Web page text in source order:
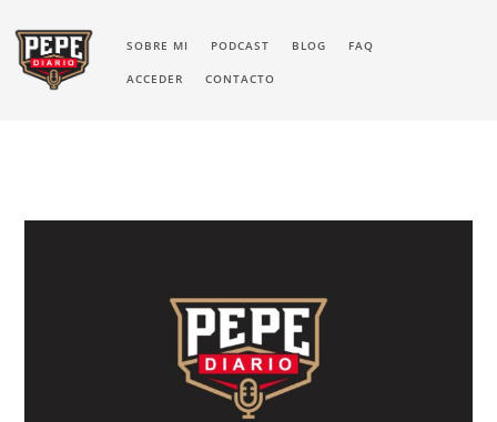
SOBRE MI PODCAST BLOG FAQ
ACCEDER CONTACTO